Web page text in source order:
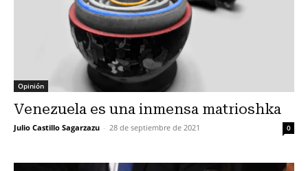
Opinión
Venezuela es una inmensa matrioshka
Julio Castillo Sagarzazu - 28 de septiembre de 2021 0